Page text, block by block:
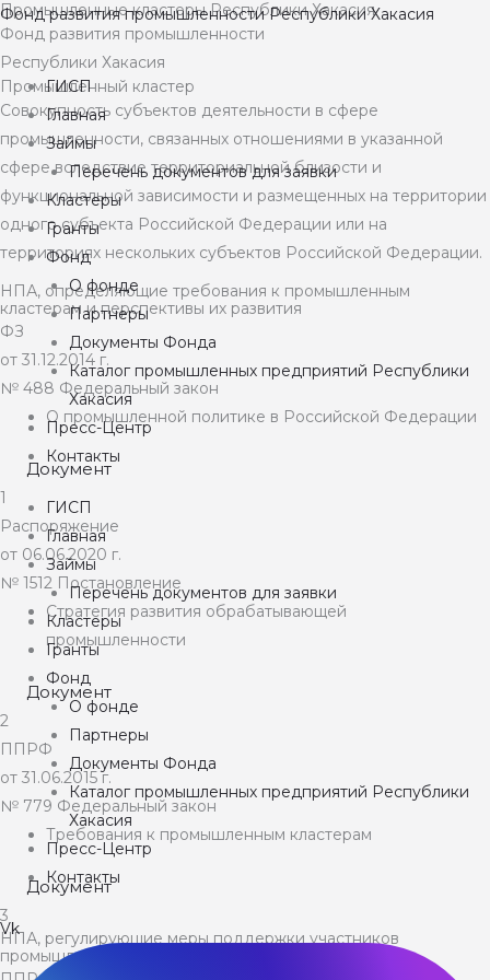
Перейти
к
содержимому
Фонд развития промышленности Республики Хакасия
ГИСП
Главная
Займы
Перечень документов для заявки
Кластеры
Гранты
Фонд
О фонде
Партнеры
Документы Фонда
Каталог промышленных предприятий Республики
Хакасия
Пресс-Центр
Контакты
ГИСП
Главная
Займы
Перечень документов для заявки
Кластеры
Гранты
Фонд
О фонде
Партнеры
Документы Фонда
Каталог промышленных предприятий Республики
Хакасия
Пресс-Центр
Контакты
Vk
Промышленные кластеры Республики Хакасия
Фонд развития промышленности
Республики Хакасия
Промышленный кластер
Совокупность субъектов деятельности в сфере
промышленности, связанных отношениями в указанной
сфере вследствие территориальной близости и
функциональной зависимости и размещенных на территории
одного субъекта Российской Федерации или на
территориях нескольких субъектов Российской Федерации.
НПА, определяющие требования к промышленным
кластерам и перспективы их развития
ФЗ
от 31.12.2014 г.
№ 488 Федеральный закон
О промышленной политике в Российской Федерации
Документ
1
Распоряжение
от 06.06.2020 г.
№ 1512 Постановление
Стратегия развития обрабатывающей
промышленности
Документ
2
ППРФ
от 31.06.2015 г.
№ 779 Федеральный закон
Требования к промышленным кластерам
Документ
3
НПА, регулирующие меры поддержки участников
промышленных кластеров